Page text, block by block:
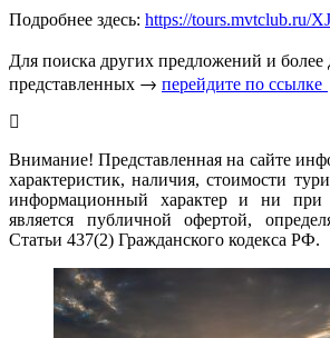
Подробнее здесь: https://tours.mvtclub.ru/
Для поиска других предложений и более
представленных → перейдите по ссылке
Внимание! Представленная на сайте
характеристик, наличия, стоимости
информационный характер и ни при
является публичной офертой,
Статьи 437(2) Гражданского кодекса РФ.